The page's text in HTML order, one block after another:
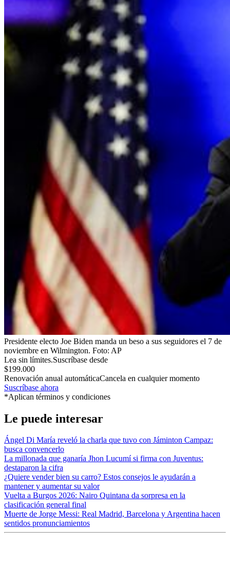
Presidente electo Joe Biden manda un beso a sus seguidores el 7 de
noviembre en Wilmington. Foto: AP
Lea sin límites.Suscríbase desde
$199.000
Renovación anual automáticaCancela en cualquier momento
Suscríbase ahora
*Aplican términos y condiciones
Le puede interesar
Ángel Di María reveló la charla que tuvo con Jáminton Campaz:
busca convencerlo
La millonada que ganaría Jhon Lucumí si firma con Juventus:
destaparon la cifra
¿Quiere vender bien su carro? Estos consejos le ayudarán a
mantener y aumentar su valor
Vuelta a Burgos 2026: Nairo Quintana da sorpresa en la
clasificación general final
Muerte de Jorge Messi: Real Madrid, Barcelona y Argentina hacen
sentidos pronunciamientos